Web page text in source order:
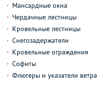
Мансардные окна
Чердачные лестницы
Кровельные лестницы
Снегозадержатели
Кровельные ограждения
Софиты
Флюгеры и указатели ветра